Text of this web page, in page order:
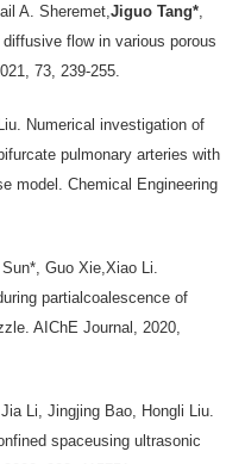
A. Sheremet, Jiguo Tang*
flow in various porous
73, 239-255.
Numerical investigation of
pulmonary arteries with
model. Chemical Engineering
Guo Xie,Xiao Li.
partialcoalescence of
AIChE Journal, 2020,
Li, Jingjing Bao, Hongli Liu.
spaceusing ultrasonic